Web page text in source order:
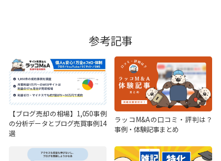
参考記事
【ブログ売却の相場】1,050事例
の分析データとブログ売買事例14
選
ラッコM&Aの口コミ・評判は？
事例・体験記事まとめ